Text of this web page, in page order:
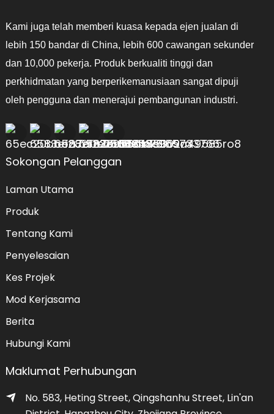
Kami juga telah memberi kuasa kepada ejen jualan di
lebih 150 bandar di China, lebih 600 cawangan sekunder
dan 10,000 pekerja. Produk berkualiti tinggi dan
perkhidmatan yang berperikemanusiaan sangat dipuji
oleh pengguna dan menerajui pembangunan industri.
Sokongan Pelanggan
Laman Utama
Produk
Tentang Kami
Penyelesaian
Kes Projek
Mod Kerjasama
Berita
Hubungi Kami
Maklumat Perhubungan
No. 583, Heting Street, Qingshanhu Street, Lin'an